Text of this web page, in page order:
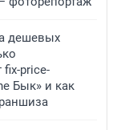
дешевых
fix-price-
Бык» и как